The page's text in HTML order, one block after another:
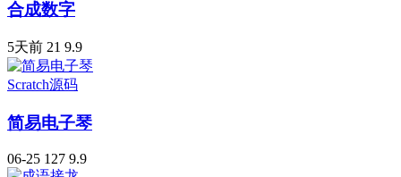
合成数字
5天前 21 9.9
Scratch源码
简易电子琴
06-25 127 9.9